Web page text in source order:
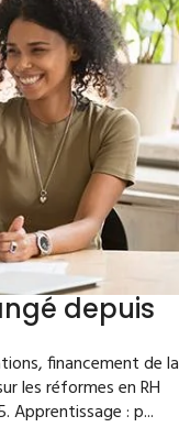
depuis
financement de la
les réformes en RH
Apprentissage : p...